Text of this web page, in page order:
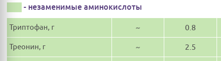
- незаменимые аминокислоты
Триптофан, г ~ 0.8
Треонин, г ~ 2.5